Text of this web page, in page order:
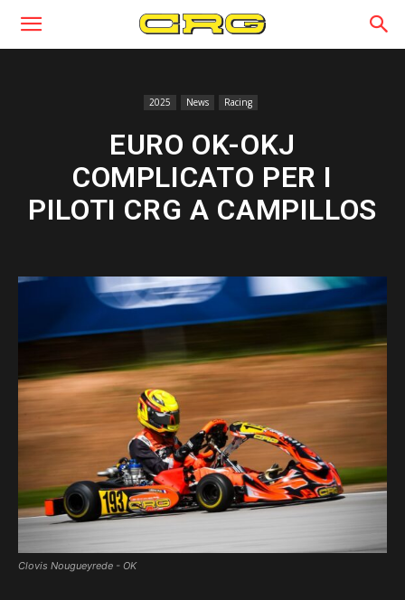
2025 News Racing
EURO OK-OKJ
COMPLICATO PER I
PILOTI CRG A CAMPILLOS
Clovis Nougueyrede - OK